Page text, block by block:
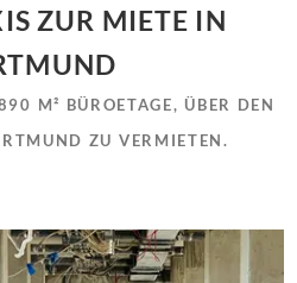
ZUR MIETE IN
M² BÜROETAGE, ÜBER DEN
ZU VERMIETEN.